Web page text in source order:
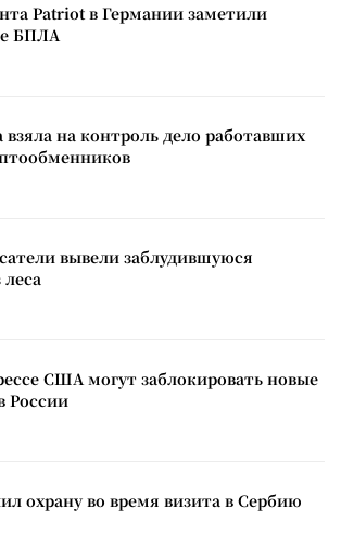
Patriot в Германии заметили
БПЛА
взяла на контроль дело работавших
вывели заблудившуюся
США могут заблокировать новые
России
охрану во время визита в Сербию